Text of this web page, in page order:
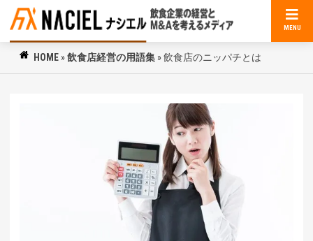
MENU
HOME »飲食店経営の用語集 »飲食店のニッパチとは